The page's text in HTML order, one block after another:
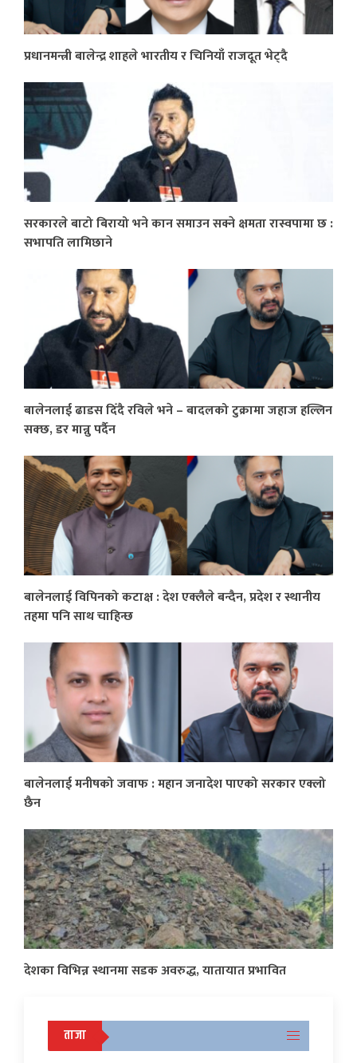
प्रधानमन्त्री बालेन्द्र शाहले भारतीय र चिनियाँ राजदूत भेट्दै
सरकारले बाटो बिरायो भने कान समाउन सक्ने क्षमता रास्वपामा छ :
सभापति लामिछाने
बालेनलाई ढाडस दिँदै रविले भने – बादलको टुक्रामा जहाज हल्लिन
सक्छ, डर मान्नु पर्दैन
बालेनलाई विपिनको कटाक्ष : देश एक्लैले बन्दैन, प्रदेश र स्थानीय
तहमा पनि साथ चाहिन्छ
बालेनलाई मनीषको जवाफ : महान जनादेश पाएको सरकार एक्लो
छैन
देशका विभिन्न स्थानमा सडक अवरुद्ध, यातायात प्रभावित
ताजा